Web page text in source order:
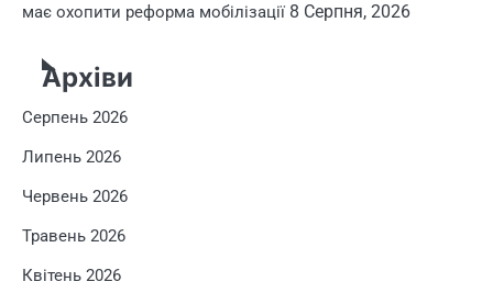
має охопити реформа мобілізації 8 Серпня, 2026
Архіви
Серпень 2026
Липень 2026
Червень 2026
Травень 2026
Квітень 2026